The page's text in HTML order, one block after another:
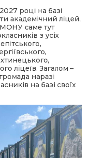
році на базі
академічний ліцей,
саме тут
з усіх
ліцеїв. Загалом –
наразі
на базі своїх